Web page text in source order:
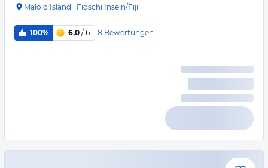
Malolo Island · Fidschi Inseln/Fiji
100% 6,0 / 6 8 Bewertungen